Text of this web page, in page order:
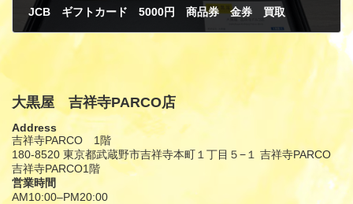
JCB ギフトカード 5000円 商品券 金券 買取
8月 22, 2025
大黒屋 吉祥寺PARCO店
Address
吉祥寺PARCO 1階
180-8520 東京都武蔵野市吉祥寺本町１丁目５−１ 吉祥寺PARCO
吉祥寺PARCO1階
営業時間
AM10:00–PM20:00